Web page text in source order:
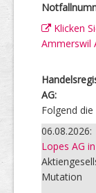
Klicken
Ammerswil
AG:
Folgend
06.08.2026:
Lopes AG
Mutation